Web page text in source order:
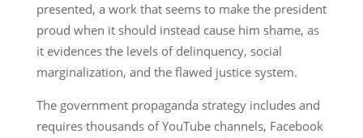
presented, a work that seems to make the president
proud when it should instead cause him shame, as
it evidences the levels of delinquency, social
marginalization, and the flawed justice system.
The government propaganda strategy includes and
requires thousands of YouTube channels, Facebook